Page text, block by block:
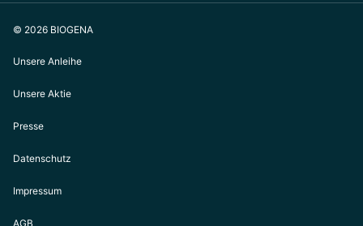
© 2026 BIOGENA
Unsere Anleihe
Unsere Aktie
Presse
Datenschutz
Impressum
AGB